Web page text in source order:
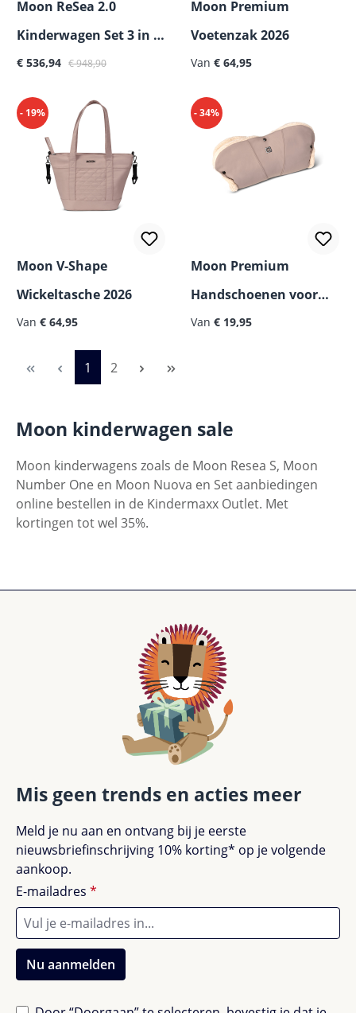
Moon ReSea 2.0
Kinderwagen Set 3 in 1
inclusief Moon COSMO
€ 536,94 € 948,90
Moon Premium
Voetenzak 2026
Normale prijs:
Van € 64,95
- 19%
Moon V-Shape
Wickeltasche 2026
Normale prijs:
Van € 64,95
- 34%
Moon Premium
Handschoenen voor
Kinderwagens
Normale prijs:
Van € 19,95
Pagina
1 Pagina
2
Moon kinderwagen sale
Moon kinderwagens zoals de Moon Resea S, Moon
Number One en Moon Nuova en Set aanbiedingen
online bestellen in de Kindermaxx Outlet. Met
kortingen tot wel 35%.
Mis geen trends en acties meer
Meld je nu aan en ontvang bij je eerste
nieuwsbriefinschrijving 10% korting* op je volgende
aankoop.
E-mailadres *
Nu aanmelden